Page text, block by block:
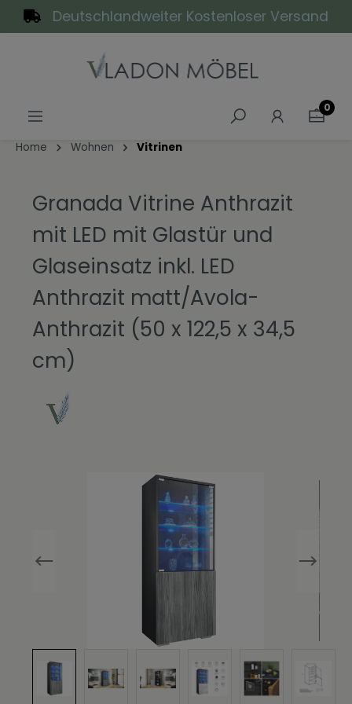
springenDeutschlandweiter Kostenloser Versand
0
Home Wohnen Vitrinen
Granada Vitrine Anthrazit
mit LED mit Glastür und
Glaseinsatz inkl. LED
Anthrazit matt/Avola-
Anthrazit (50 x 122,5 x 34,5
cm)
Bildergalerie überspringen